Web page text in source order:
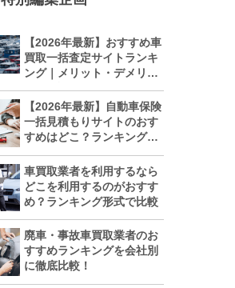
【2026年最新】おすすめ車
買取一括査定サイトランキ
ング｜メリット・デメリッ
トも解説
【2026年最新】自動車保険
一括見積もりサイトのおす
すめはどこ？ランキングで
車買取業者を利用するなら
どこを利用するのがおすす
め？ランキング形式で比較
廃車・事故車買取業者のお
すすめランキングを会社別
に徹底比較！